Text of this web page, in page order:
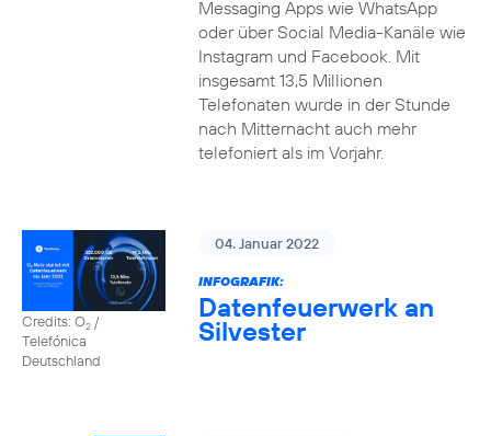
Messaging Apps wie WhatsApp
oder über Social Media-Kanäle wie
Instagram und Facebook. Mit
insgesamt 13,5 Millionen
Telefonaten wurde in der Stunde
nach Mitternacht auch mehr
telefoniert als im Vorjahr.
Credits: O2 /
Telefónica
Deutschland
04. Januar 2022
INFOGRAFIK:
Datenfeuerwerk an
Silvester